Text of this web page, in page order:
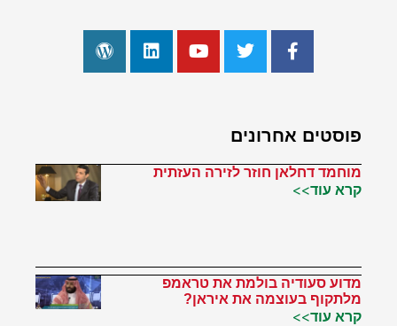
פוסטים אחרונים
מוחמד דחלאן חוזר לזירה העזתית
קרא עוד>>
מדוע סעודיה בולמת את טראמפ
מלתקוף בעוצמה את איראן?
קרא עוד>>